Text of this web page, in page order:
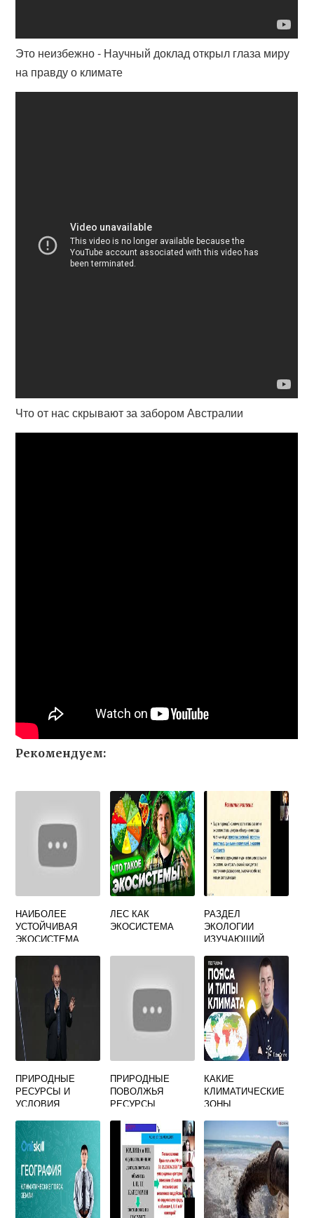
Это неизбежно - Научный доклад открыл глаза миру
на правду о климате
Что от нас скрывают за забором Австралии
Рекомендуем:
НАИБОЛЕЕ
УСТОЙЧИВАЯ
ЭКОСИСТЕМА
ДУБРАВА СТЕПЬ
ЛЕС КАК
ЭКОСИСТЕМА
РАЗДЕЛ
ЭКОЛОГИИ
ИЗУЧАЮЩИЙ
УРОВНЕ
БИОСФЕРЫ
ПРИРОДНЫЕ
РЕСУРСЫ И
УСЛОВИЯ
ПРИРОДНЫЕ
ПОВОЛЖЬЯ
РЕСУРСЫ
КАКИЕ
КЛИМАТИЧЕСКИЕ
ЗОНЫ